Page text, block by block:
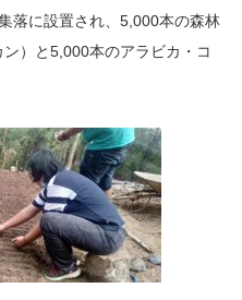
落に設置され、5,000本の森林
）と5,000本のアラビカ・コ